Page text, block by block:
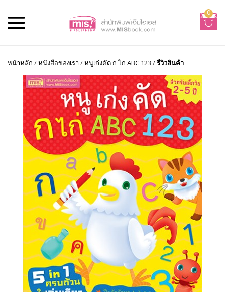
0
หน้าหลัก /หนังสือของเรา /หนูเก่งคัด ก ไก่ ABC 123 /รีวิวสินค้า